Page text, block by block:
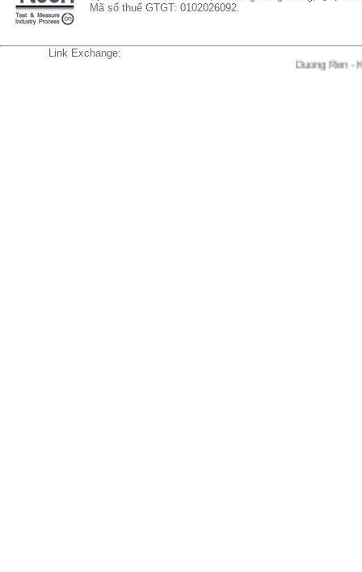
Mã số thuế GTGT: 0102026092.
Link Exchange:
Duong Ren-Kinh